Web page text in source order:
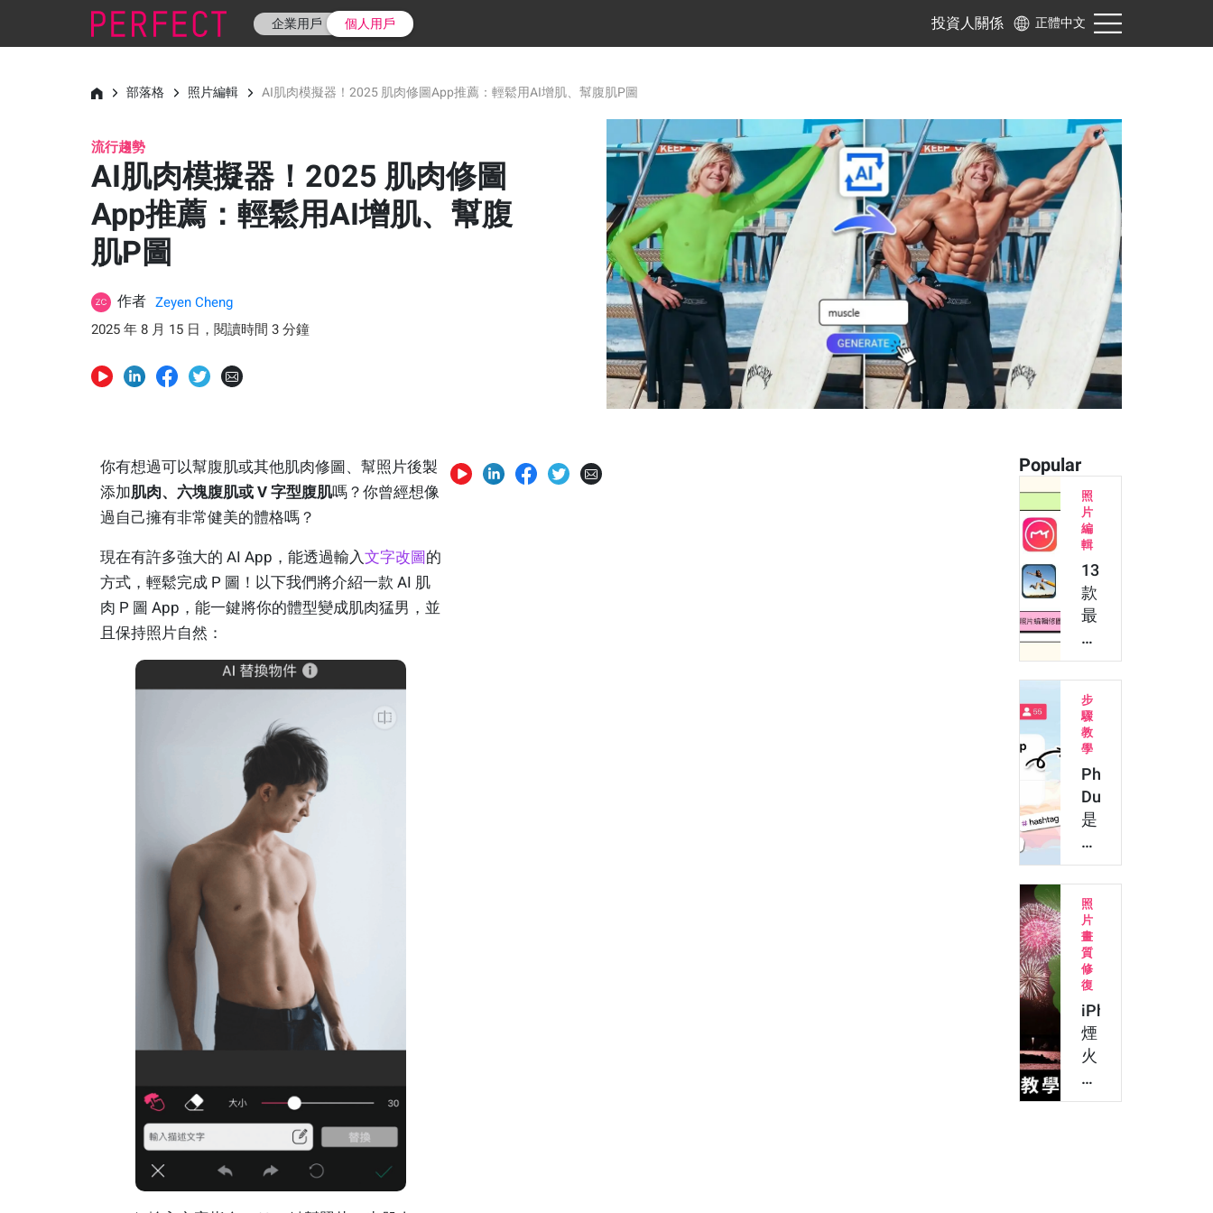
企業用戶 個人用戶 投資人關係 正體中文
部落格 照片編輯 AI肌肉模擬器！2025 肌肉修圖App推薦：輕鬆用AI增肌、幫腹肌P圖
流行趨勢
AI肌肉模擬器！2025 肌肉修圖
App推薦：輕鬆用AI增肌、幫腹
肌P圖
作者 Zeyen Cheng
2025 年 8 月 15 日，閱讀時間 3 分鐘
你有想過可以幫腹肌或其他肌肉修圖、幫照片後製
添加肌肉、六塊腹肌或 V 字型腹肌嗎？你曾經想像
過自己擁有非常健美的體格嗎？
現在有許多強大的 AI App，能透過輸入文字改圖 的
方式，輕鬆完成 P 圖！以下我們將介紹一款 AI 肌
肉 P 圖 App，能一鍵將你的體型變成肌肉猛男，並
且保持照片自然：
Popular
照
片
編
輯
13
款
最
新
照
片
修
圖
App
使
用
心
得
分
享！
免
費
手
機
圖
軟
體、
…
步
驟
教
學
Photo
Dump
是
什
麼？
教
你
做
7
月
July
Dump！
IG
多
張
照
片
畫
質
修
復
iPhone
煙
火
修
圖